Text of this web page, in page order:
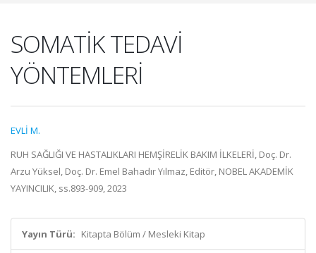
SOMATİK TEDAVİ
YÖNTEMLERİ
EVLİ M.
RUH SAĞLIĞI VE HASTALIKLARI HEMŞİRELİK BAKIM İLKELERİ, Doç. Dr.
Arzu Yüksel, Doç. Dr. Emel Bahadır Yılmaz, Editör, NOBEL AKADEMİK
YAYINCILIK, ss.893-909, 2023
Yayın Türü: Kitapta Bölüm / Mesleki Kitap